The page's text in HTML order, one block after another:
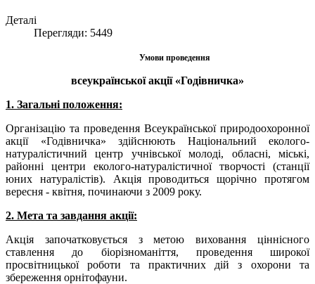
Деталі
Перегляди: 5449
Умови проведення
всеукраїнської акції «Годівничка»
1. Загальні положення:
Організацію та проведення Всеукраїнської природоохоронної
акції «Годівничка» здійснюють Національний еколого-
натуралістичний центр учнівської молоді, обласні, міські,
районні центри еколого-натуралістичної творчості (станції
юних натуралістів). Акція проводиться щорічно протягом
вересня - квітня, починаючи з 2009 року.
2. Мета та завдання акції:
Акція започатковується з метою виховання ціннісного
ставлення до біорізноманіття, проведення широкої
просвітницької роботи та практичних дій з охорони та
збереження орнітофауни.